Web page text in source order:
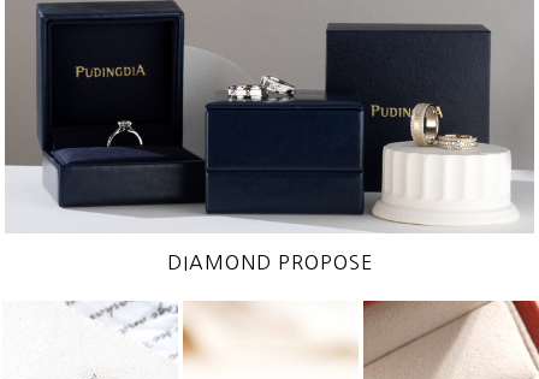
DIAMOND PROPOSE